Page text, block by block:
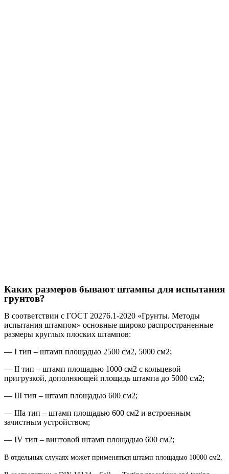
Каких размеров бывают штампы для испытания
грунтов?
В соответствии с ГОСТ 20276.1-2020 «Грунты. Методы
испытания штампом» основные широко распространенные
размеры круглых плоских штампов:
— I тип – штамп площадью 2500 см2, 5000 см2;
— II тип – штамп площадью 1000 см2 с кольцевой
пригрузкой, дополняющей площадь штампа до 5000 см2;
— III тип – штамп площадью 600 см2;
— IIIа тип – штамп площадью 600 см2 и встроенным
зачистным устройством;
— IV тип – винтовой штамп площадью 600 см2;
В отдельных случаях может применяться штамп площадью 10000 см2.